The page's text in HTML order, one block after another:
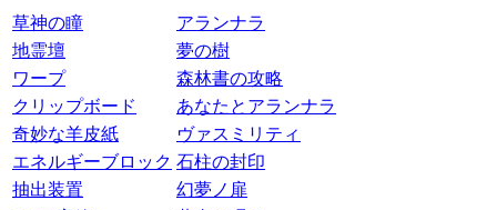
草神の瞳
アランナラ
地霊壇
夢の樹
ワープ
森林書の攻略
クリップボード
あなたとアランナラ
奇妙な羊皮紙
ヴァスミリティ
エネルギーブロック 石柱の封印
抽出装置
幻夢ノ扉